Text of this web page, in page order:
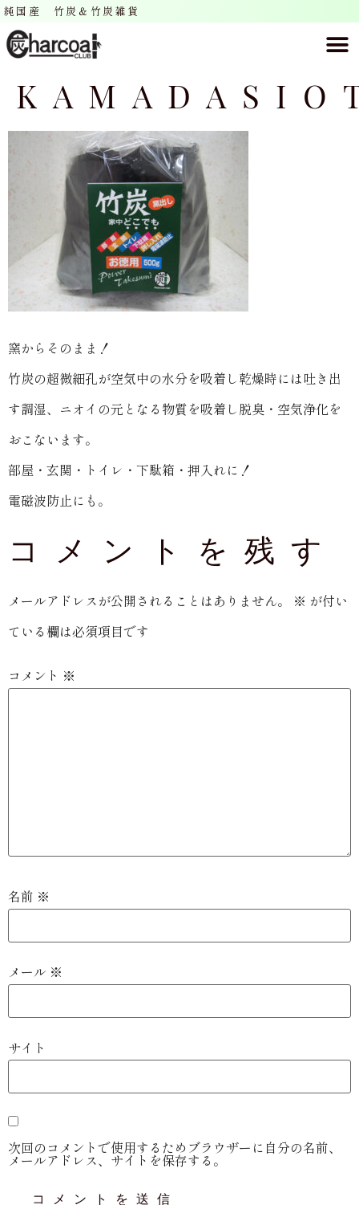
純国産 竹炭＆竹炭雑貨
窯からそのまま！
竹炭の超微細孔が空気中の水分を吸着し乾燥時には吐き出
す調湿、ニオイの元となる物質を吸着し脱臭・空気浄化を
おこないます。
部屋・玄関・トイレ・下駄箱・押入れに！
電磁波防止にも。
コメントを残す
メールアドレスが公開されることはありません。 ※ が付い
ている欄は必須項目です
コメント ※
名前 ※
メール ※
サイト
次回のコメントで使用するためブラウザーに自分の名前、
メールアドレス、サイトを保存する。